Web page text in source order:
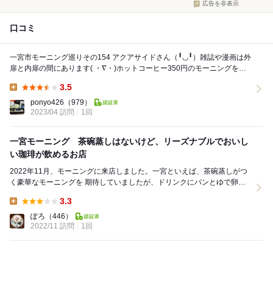
広告を非表示
口コミ
一宮市モーニング巡りその154 アクアサイドさん（╹◡╹）雑誌や漫画は外
扉と内扉の間にあります( ・∇・)ホットコーヒー350円のモーニングをい
3.5
ponyo426 （979）
2023/04 訪問
1回
一宮モーニング 茶碗蒸しはないけど、リーズナブルでおいし
い珈琲が飲めるお店
2022年11月、モーニングに来店しました。一宮といえば、茶碗蒸しがつ
く豪華なモーニングを 期待していましたが、ドリンクにパンとゆで卵が
3.3
ぽろ （446）
2022/11 訪問
1回